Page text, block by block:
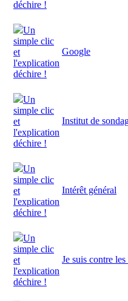
déchire !
Un
simple clic
et
l'explication
déchire !
Google
Un
simple clic
et
l'explication
déchire !
Institut de
Un
simple clic
et
l'explication
déchire !
Intérêt général
Un
simple clic
et
l'explication
déchire !
Je suis contre